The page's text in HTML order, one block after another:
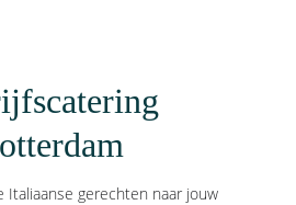
Italiaanse gerechten naar jouw